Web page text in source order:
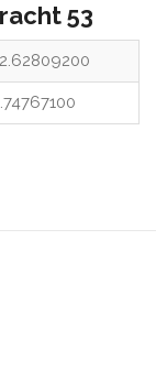
53